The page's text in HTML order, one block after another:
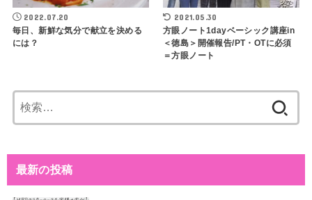
2022.07.20
毎日、新鮮な気分で献立を決める
には？
2021.05.30
方眼ノート1dayベーシック講座in
＜徳島＞開催報告/PT・OTに必須
＝方眼ノート
索:
最新の投稿